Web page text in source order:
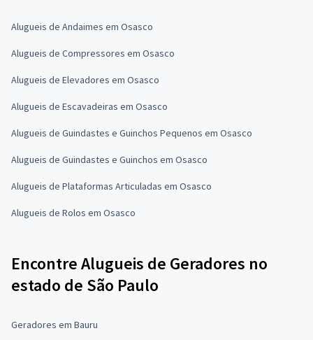
Alugueis de Andaimes em Osasco
Alugueis de Compressores em Osasco
Alugueis de Elevadores em Osasco
Alugueis de Escavadeiras em Osasco
Alugueis de Guindastes e Guinchos Pequenos em Osasco
Alugueis de Guindastes e Guinchos em Osasco
Alugueis de Plataformas Articuladas em Osasco
Alugueis de Rolos em Osasco
Encontre Alugueis de Geradores no
estado de São Paulo
Geradores em Bauru